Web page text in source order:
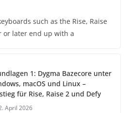
such as the Rise, Raise
or later end up with a
1: Dygma Bazecore unter
macOS und Linux –
für Rise, Raise 2 und Defy
April 2026